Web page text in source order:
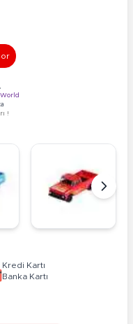
World
!
Kredi Kartı
Banka Kartı